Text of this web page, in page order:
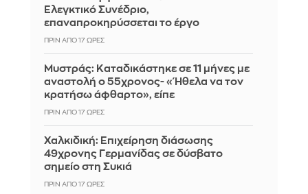
Ελεγκτικό Συνέδριο,
επαναπροκηρύσσεται το έργο
ΠΡΙΝ ΑΠΌ 17 ΏΡΕΣ
Μυστράς: Καταδικάστηκε σε 11 μήνες με
αναστολή ο 55χρονος- «Ήθελα να τον
κρατήσω άφθαρτο», είπε
ΠΡΙΝ ΑΠΌ 17 ΏΡΕΣ
Χαλκιδική: Επιχείρηση διάσωσης
49χρονης Γερμανίδας σε δύσβατο
σημείο στη Συκιά
ΠΡΙΝ ΑΠΌ 17 ΏΡΕΣ